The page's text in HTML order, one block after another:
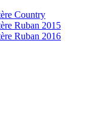
Country
Ruban 2015
Ruban 2016